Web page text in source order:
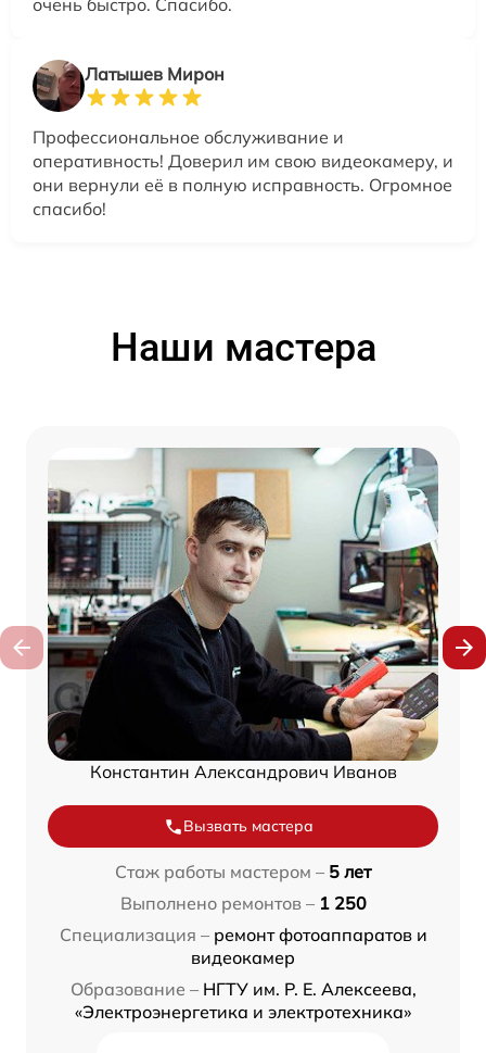
очень быстро. Спасибо.
Латышев Мирон
Профессиональное обслуживание и
оперативность! Доверил им свою видеокамеру, и
они вернули её в полную исправность. Огромное
спасибо!
Наши мастера
Константин Александрович Иванов
Вызвать мастера
Стаж работы мастером – 5 лет
Выполнено ремонтов – 1 250
Специализация – ремонт фотоаппаратов и
видеокамер
Образование – НГТУ им. Р. Е. Алексеева,
«Электроэнергетика и электротехника»